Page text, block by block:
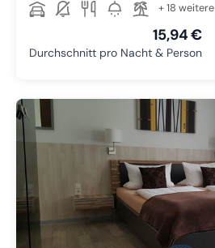
+ 18 weitere
15,94 €
Durchschnitt pro Nacht & Person